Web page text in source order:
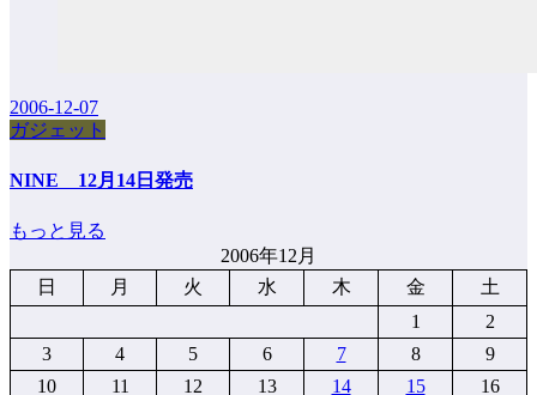
2006-12-07
ガジェット
NINE 12月14日発売
もっと見る
2006年12月
日
月 火 水 木 金
土
1
2
3
4 5 6 7 8
9
10
11 12 13 14 15 16